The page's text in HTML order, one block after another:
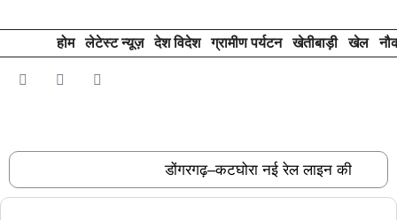
होम लेटेस्ट न्यूज़ देश विदेश ग्रामीण पर्यटन खेतीबाड़ी खेल
डोंगरगढ़–कटघोरा नई रेल लाइन की
RECENT POSTS